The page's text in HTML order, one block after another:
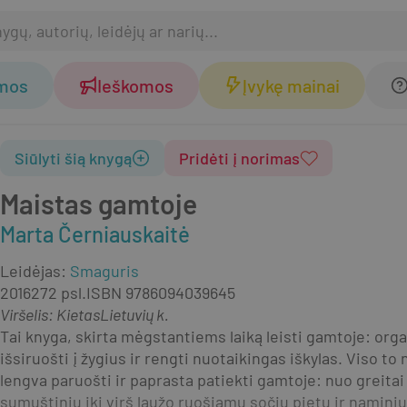
Ieškomos Įvykę mainai
Maistas gamtoje
Marta Černiauskaitė
Siūlyti šią knygą Pridėti į norimas
Leidėjas: Smaguris
2016272 psl.ISBN 9786094039645
Viršelis: KietasLietuvių k.
Tai knyga, skirta mėgstantiems laiką leisti gamtoje:
išsiruošti į žygius ir rengti nuotaikingas iškylas. Viso to
lengva paruošti ir paprasta patiekti gamtoje: nuo
sumuštinių iki virš laužo ruošiamų sočių pietų ir